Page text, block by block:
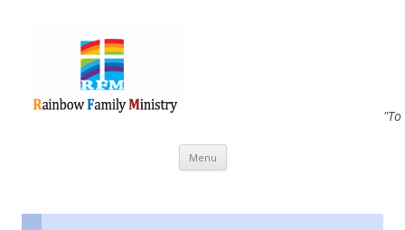
Menu Skip to content